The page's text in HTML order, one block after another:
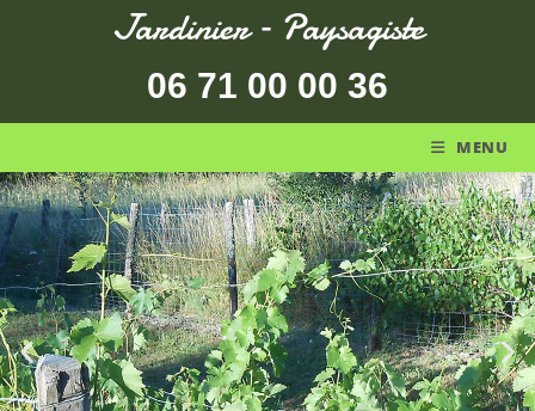
Jardinier – Paysagiste
06 71 00 00 36
MENU